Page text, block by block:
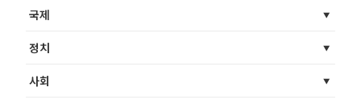
국제
정치
사회